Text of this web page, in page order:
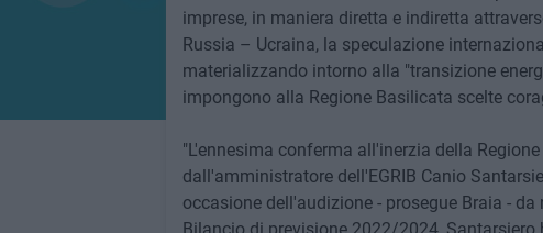
imprese, in maniera diretta e indiretta
Russia – Ucraina, la speculazione
materializzando intorno alla "transizione
impongono alla Regione Basilicata scelte
"L'ennesima conferma all'inerzia della
dall'amministratore dell'EGRIB Canio
occasione dell'audizione - prosegue Braia -